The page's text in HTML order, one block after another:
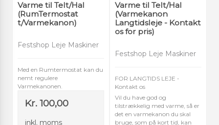
Varme til Telt/Hal
(RumTermostat
t/Varmekanon)
Festshop Leje Maskiner
Med en Rumtermostat kan du
nemt regulere
Varmekanonen.
Kr. 100,00
inkl. moms
Varme til Telt/Hal
(Varmekanon
Langtidsleje - Kontakt
os for pris)
Festshop Leje Maskiner
FOR LANGTIDS LEJE -
Kontakt os
Vil du have god og
tilstrækkelig med varme, så er
det en varmekanon du skal
bruge, som på kort tid, kan